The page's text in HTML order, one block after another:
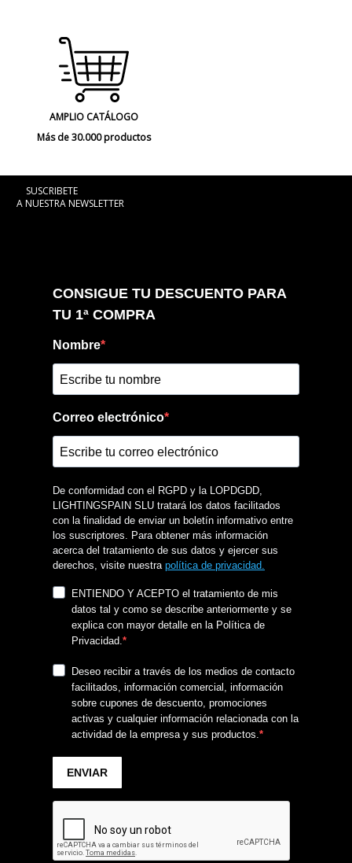
AMPLIO CATÁLOGO
Más de 30.000 productos
SUSCRIBETE
A NUESTRA NEWSLETTER